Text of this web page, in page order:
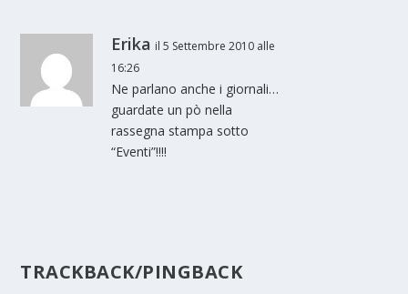
Erika il 5 Settembre 2010 alle
16:26
Ne parlano anche i giornali…
guardate un pò nella
rassegna stampa sotto
“Eventi”!!!!
TRACKBACK/PINGBACK